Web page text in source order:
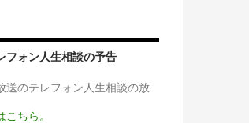
フォン人生相談の予告
送のテレフォン人生相談の放
ちら。